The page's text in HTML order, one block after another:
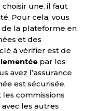
une, il faut
Pour cela, vous
la plateforme en
et des
à vérifier est de
par les
avez l’assurance
est sécurisée,
commissions
les autres